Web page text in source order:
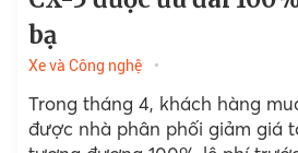
bạ
Xe và Công nghệ
Trong tháng 4, khách hàng
được nhà phân phối giảm giá